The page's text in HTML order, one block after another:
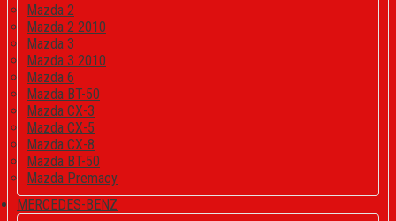
Mazda 2
Mazda 2 2010
Mazda 3
Mazda 3 2010
Mazda 6
Mazda BT-50
Mazda CX-3
Mazda CX-5
Mazda CX-8
Mazda BT-50
Mazda Premacy
MERCEDES-BENZ